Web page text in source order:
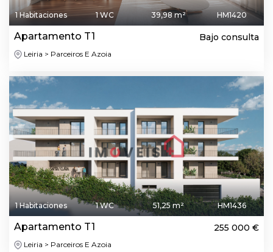
1 Habitaciones 1 WC 39,98 m² HM1420
Apartamento T1 Bajo consulta
Leiria > Parceiros E Azoia
1 Habitaciones 1 WC 51,25 m² HM1436
Apartamento T1 255 000 €
Leiria > Parceiros E Azoia